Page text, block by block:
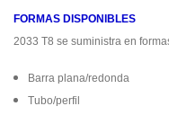
FORMAS DISPONIBLES
2033 T8 se suministra en
Barra plana/redonda
Tubo/perfil